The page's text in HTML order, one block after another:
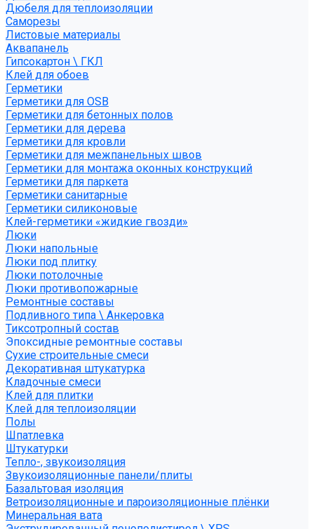
Дюбеля для теплоизоляции
Саморезы
Листовые материалы
Аквапанель
Гипсокартон \ ГКЛ
Клей для обоев
Герметики
Герметики для OSB
Герметики для бетонных полов
Герметики для дерева
Герметики для кровли
Герметики для межпанельных швов
Герметики для монтажа оконных конструкций
Герметики для паркета
Герметики санитарные
Герметики силиконовые
Клей-герметики «жидкие гвозди»
Люки
Люки напольные
Люки под плитку
Люки потолочные
Люки противопожарные
Ремонтные составы
Подливного типа \ Анкеровка
Тиксотропный состав
Эпоксидные ремонтные составы
Сухие строительные смеси
Декоративная штукатурка
Кладочные смеси
Клей для плитки
Клей для теплоизоляции
Полы
Шпатлевка
Штукатурки
Тепло-, звукоизоляция
Звукоизоляционные панели/плиты
Базальтовая изоляция
Ветроизоляционные и пароизоляционные плёнки
Минеральная вата